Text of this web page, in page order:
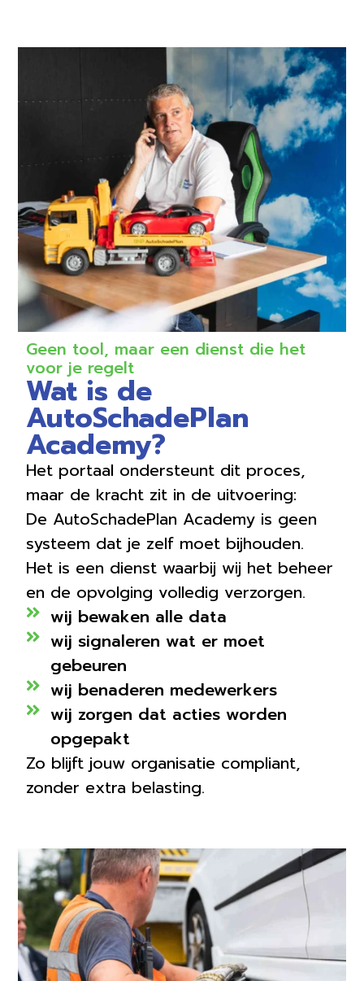
Geen tool, maar een dienst die het
voor je regelt
Wat is de
AutoSchadePlan
Academy?
Het portaal ondersteunt dit proces,
maar de kracht zit in de uitvoering:
De AutoSchadePlan Academy is geen
systeem dat je zelf moet bijhouden.
Het is een dienst waarbij wij het beheer
en de opvolging volledig verzorgen.
wij bewaken alle data
wij signaleren wat er moet
gebeuren
wij benaderen medewerkers
wij zorgen dat acties worden
opgepakt
Zo blijft jouw organisatie compliant,
zonder extra belasting.